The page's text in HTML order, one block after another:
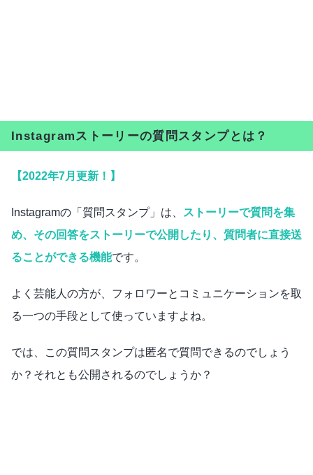
Instagramストーリーの質問スタンプとは？
【2022年7月更新！】
Instagramの「質問スタンプ」は、 ストーリーで質問を集
め、その回答をストーリーで公開したり、質問者に直接送
ることができる機能です。
よく芸能人の方が、フォロワーとコミュニケーションを取
る一つの手段として使っていますよね。
では、この質問スタンプは匿名で質問できるのでしょう
か？それとも公開されるのでしょうか？